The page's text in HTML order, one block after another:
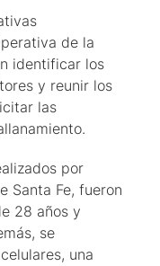
de la
identificar los
y reunir los
las
por
Santa Fe, fueron
28 años y
se
una